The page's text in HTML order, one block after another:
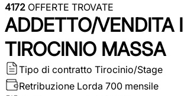
4172 OFFERTE TROVATE
ADDETTO/VENDITA
TIROCINIO MASSA
Tipo di contratto Tirocinio/Stage
Retribuzione Lorda 700 mensile